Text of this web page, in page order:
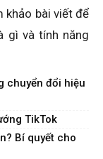
khảo bài viết để
gì và tính năng
chuyển đổi hiệu
TikTok
Bí quyết cho